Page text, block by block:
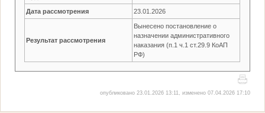
Дата рассмотрения 23.01.2026
Результат рассмотрения
Вынесено постановление о
назначении административного
наказания (п.1 ч.1 ст.29.9 КоАП
РФ)
опубликовано 23.01.2026 13:11, изменено 07.04.2026 17:10